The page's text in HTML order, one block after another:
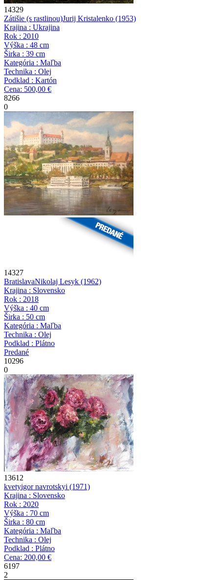
14329
Zátišie (s rastlinou)Jurij Kristalenko (1953)
Krajina : Ukrajina
Rok : 2010
Výška : 48 cm
Širka : 39 cm
Kategória : Maľba
Technika : Olej
Podklad : Kartón
Cena: 500,00 €
8266
0
14327
BratislavaNikolaj Lesyk (1962)
Krajina : Slovensko
Rok : 2018
Výška : 40 cm
Širka : 50 cm
Kategória : Maľba
Technika : Olej
Podklad : Plátno
Predané
10296
0
13612
kvetyigor navrotskyi (1971)
Krajina : Slovensko
Rok : 2020
Výška : 70 cm
Širka : 80 cm
Kategória : Maľba
Technika : Olej
Podklad : Plátno
Cena: 200,00 €
6197
2